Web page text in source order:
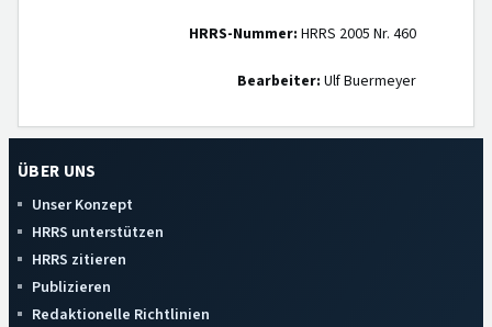
HRRS-Nummer: HRRS 2005 Nr. 460
Bearbeiter: Ulf Buermeyer
ÜBER UNS
Unser Konzept
HRRS unterstützen
HRRS zitieren
Publizieren
Redaktionelle Richtlinien